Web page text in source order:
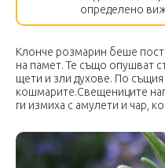
определено
Клонче розмарин беше
на памет. Те също опушват
щети и зли духове. По
кошмарите.Свещениците
ги измиха с амулети и чар,